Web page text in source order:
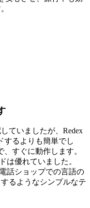
ていましたが、Redex
するよりも簡単でし
すぐに動作します。
は優れていました。
話ショップでの言語の
るようなシンプルなテ